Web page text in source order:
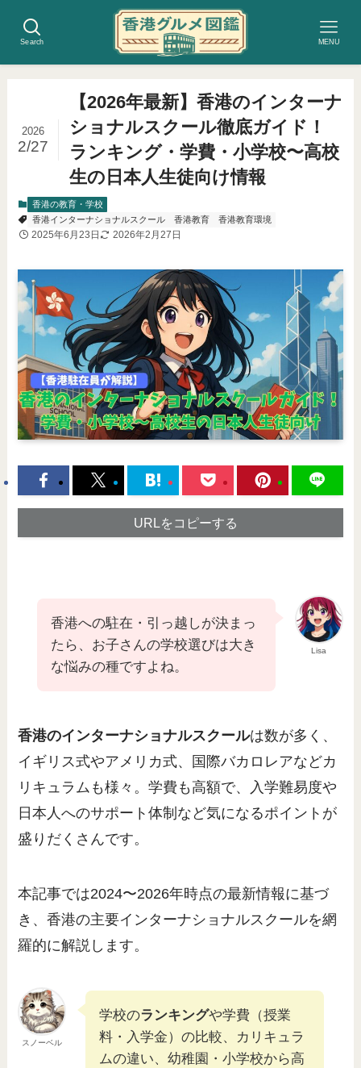
Search MENU
【2026年最新】香港のインターナ
ショナルスクール徹底ガイド！
ランキング・学費・小学校〜高校
生の日本人生徒向け情報
2026
2/27
香港の教育・学校
香港インターナショナルスクール
香港教育 香港教育環境
2025年6月23日 2026年2月27日
URLをコピーする
Lisa
香港への駐在・引っ越しが決まっ
たら、お子さんの学校選びは大き
な悩みの種ですよね。
香港のインターナショナルスクールは数が多く、
イギリス式やアメリカ式、国際バカロレアなどカ
リキュラムも様々。学費も高額で、入学難易度や
日本人へのサポート体制など気になるポイントが
盛りだくさんです。
本記事では2024〜2026年時点の最新情報に基づ
き、香港の主要インターナショナルスクールを網
羅的に解説します。
スノーベル
学校のランキングや学費（授業
料・入学金）の比較、カリキュラ
ムの違い、幼稚園・小学校から高